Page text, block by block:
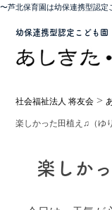
〜芦北保育園は幼保連携型認定
幼保連携型認定こども園
社会福祉法人 将友会 >
楽しかった田植え♫（ゆり
楽しか